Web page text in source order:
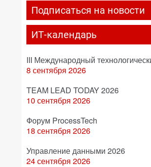
Подписаться на новости
ИТ-календарь
III Международный
8 сентября 2026
TEAM LEAD TODAY 2026
10 сентября 2026
Форум ProcessTech
18 сентября 2026
Управление данными 2026
24 сентября 2026